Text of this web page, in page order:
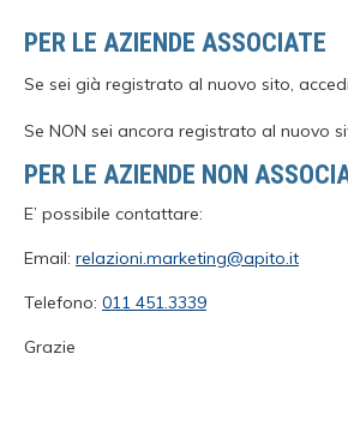
PER LE AZIENDE ASSOCIATE
Se sei già registrato al nuovo sito, accedi
Se NON sei ancora registrato al nuovo
PER LE AZIENDE NON
E’ possibile contattare:
Email: relazioni.marketing@apito.it
Telefono: 011 451.3339
Grazie